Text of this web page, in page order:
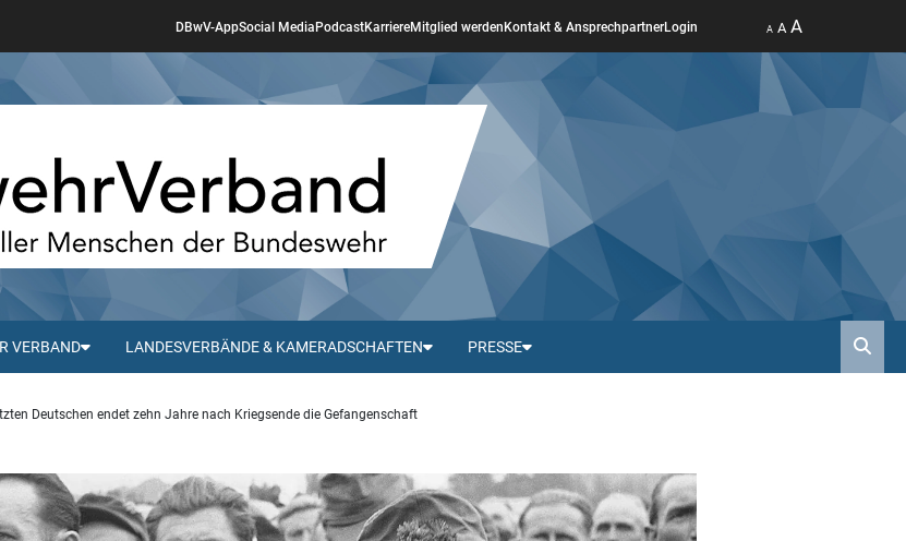
DBwV-AppSocial Media PodcastKarriereMitglied werden Kontakt & AnsprechpartnerLogin A A A
VERBAND LANDESVERBÄNDE & KAMERADSCHAFTEN PRESSE
Deutschen endet zehn Jahre nach Kriegsende die Gefangenschaft